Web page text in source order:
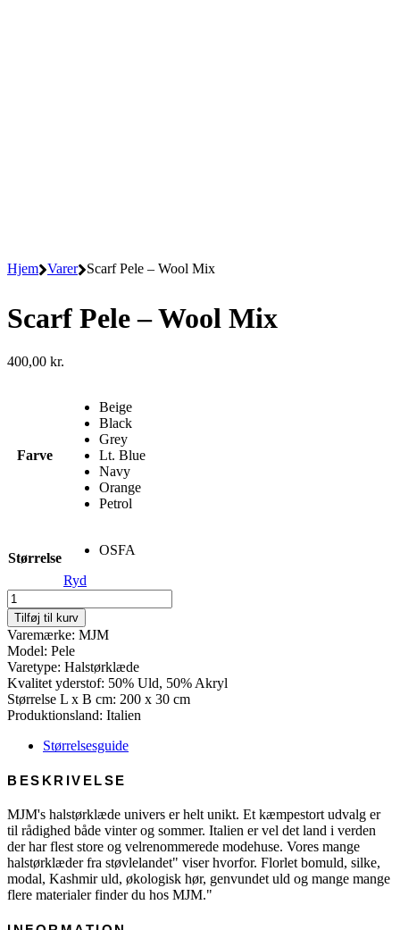
Hjem Varer Scarf Pele – Wool Mix
Scarf Pele – Wool Mix
400,00 kr.
Farve
Beige
Black
Grey
Lt. Blue
Navy
Orange
Petrol
Størrelse
OSFA
Ryd
Scarf
Pele
-
Wool
Mix
antal
Tilføj til kurv
Varemærke: MJM
Model: Pele
Varetype: Halstørklæde
Kvalitet yderstof: 50% Uld, 50% Akryl
Størrelse L x B cm: 200 x 30 cm
Produktionsland: Italien
Størrelsesguide
BESKRIVELSE
MJM's halstørklæde univers er helt unikt. Et kæmpestort udvalg er
til rådighed både vinter og sommer. Italien er vel det land i verden
der har flest store og velrenommerede modehuse. Vores mange
halstørklæder fra støvlelandet" viser hvorfor. Florlet bomuld, silke,
modal, Kashmir uld, økologisk hør, genvundet uld og mange mange
flere materialer finder du hos MJM."